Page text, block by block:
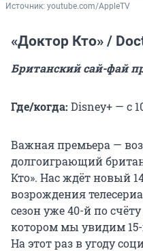
Источник: youtube.com/AppleTV
«Доктор Кто» /
Британский сай-фай
Где/когда: Disney+ — с
Важная премьера —
долгоиграющий
Кто». Нас ждёт новый
возрождения
сезон уже 40-й по
котором мы увидим
На этот раз в угоду